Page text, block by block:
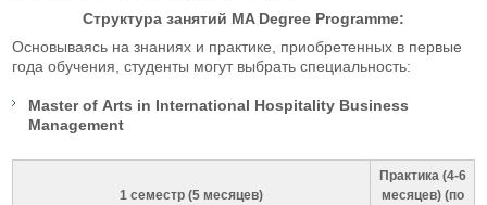
Структура занятий MA Degree Programme:
Основываясь на знаниях и практике, приобретенных в первые
года обучения, студенты могут выбрать специальность:
Master of Arts in International Hospitality Business
Management
1 семестр (5 месяцев)
Практика (4-6
месяцев) (по